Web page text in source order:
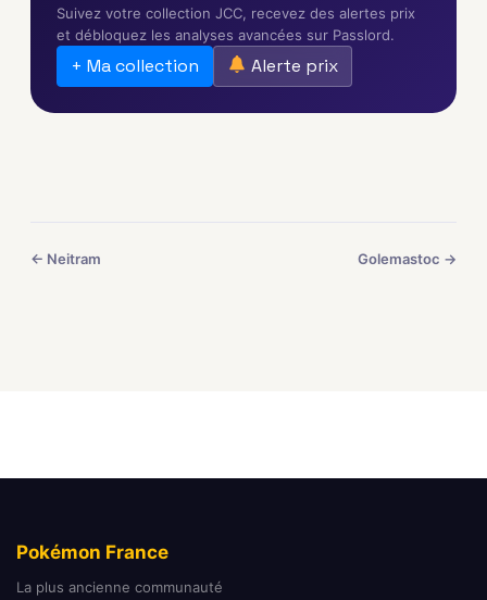
Suivez votre collection JCC, recevez des alertes prix
et débloquez les analyses avancées sur Passlord.
+ Ma collection Alerte prix
← Neitram Golemastoc →
Pokémon France
La plus ancienne communauté